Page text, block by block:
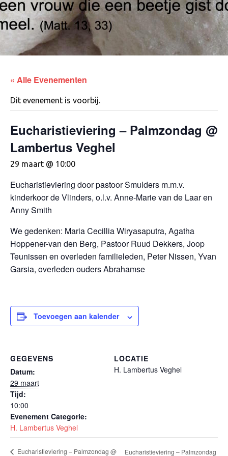
« Alle Evenementen
Dit evenement is voorbij.
Eucharistieviering – Palmzondag @
Lambertus Veghel
29 maart @ 10:00
Eucharistieviering door pastoor Smulders m.m.v.
kinderkoor de Vlinders, o.l.v. Anne-Marie van de Laar en
Anny Smith
We gedenken: Maria Cecillia Wiryasaputra, Agatha
Hoppener-van den Berg, Pastoor Ruud Dekkers, Joop
Teunissen en overleden familieleden, Peter Nissen, Yvan
Garsia, overleden ouders Abrahamse
Toevoegen aan kalender
GEGEVENS
Datum:
29 maart
Tijd:
10:00
Evenement Categorie:
H. Lambertus Veghel
LOCATIE
H. Lambertus Veghel
Eucharistieviering – Palmzondag @ Eucharistieviering – Palmzondag